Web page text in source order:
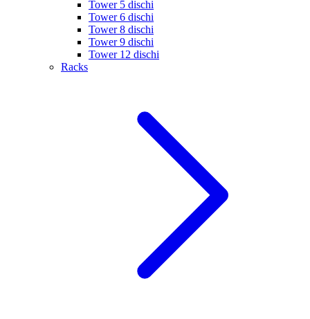
Tower 5 dischi
Tower 6 dischi
Tower 8 dischi
Tower 9 dischi
Tower 12 dischi
Racks